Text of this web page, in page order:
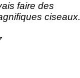
faire des
ciseaux.